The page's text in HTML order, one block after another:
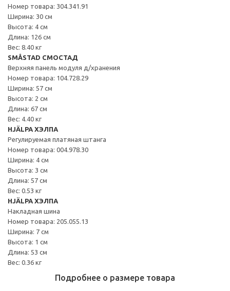
Номер товара: 304.341.91
Ширина: 30 см
Высота: 4 см
Длина: 126 см
Вес: 8.40 кг
SMÅSTAD СМОСТАД
Верхняя панель модуля д/хранения
Номер товара: 104.728.29
Ширина: 57 см
Высота: 2 см
Длина: 67 см
Вес: 4.40 кг
HJÄLPA ХЭЛПА
Регулируемая платяная штанга
Номер товара: 004.978.30
Ширина: 4 см
Высота: 3 см
Длина: 57 см
Вес: 0.53 кг
HJÄLPA ХЭЛПА
Накладная шина
Номер товара: 205.055.13
Ширина: 7 см
Высота: 1 см
Длина: 53 см
Вес: 0.36 кг
Подробнее о размере товара